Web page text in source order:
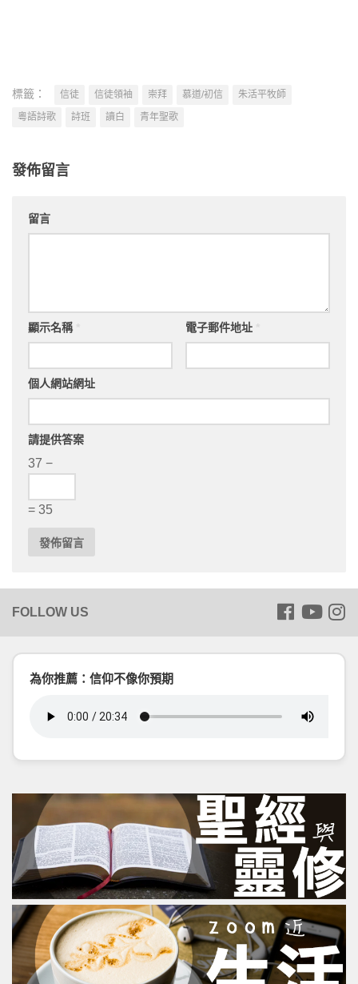
標籤： 信徒 信徒領袖 崇拜 慕道/初信
朱活平牧師
粵語詩歌
詩班 讀白 青年聖歌
發佈留言
留言
顯示名稱 電子郵件地址
個人網站網址
請提供答案
37 −
= 35
為你推薦：信仰不像你預期